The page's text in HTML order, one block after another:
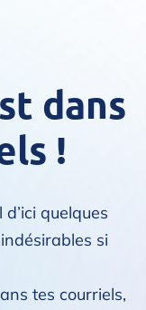
dans
!
quelques
si
tes courriels,